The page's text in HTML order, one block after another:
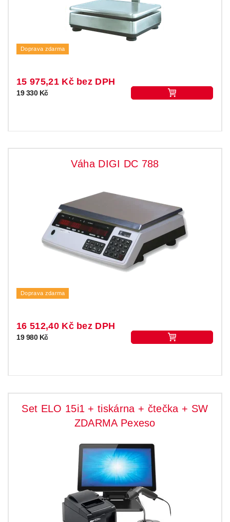
Doprava zdarma
15 975,21 Kč bez DPH
19 330 Kč
Váha DIGI DC 788
Doprava zdarma
16 512,40 Kč bez DPH
19 980 Kč
Set ELO 15i1 + tiskárna + čtečka + SW
ZDARMA Pexeso